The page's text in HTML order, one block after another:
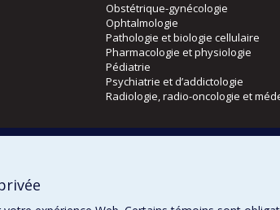
Obstétrique-gynécologie
Ophtalmologie
Pathologie et biologie cellulaire
Pharmacologie et physiologie
Pédiatrie
Psychiatrie et d’addictologie
Radiologie, radio-oncologie et